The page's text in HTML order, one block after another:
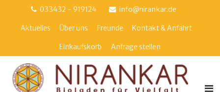
033432 - 919124 info@nirankar.de
Aktuelles Über uns Freunde Kontakt & Anfahrt
Einkaufskorb Anfrage stellen